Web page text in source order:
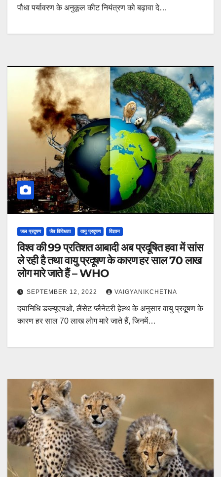
पौधा पर्यावरण के अनुकूल कीट नियंत्रण को बढ़ावा दे…
जल प्रदुषण जैव विविधता वायु प्रदूषण विज्ञान
विश्व की 99 प्रतिशत आबादी अब प्रदूषित हवा में सांस
ले रही है तथा वायु प्रदूषण के कारण हर साल 70 लाख
लोग मारे जाते हैं – WHO
SEPTEMBER 12, 2022 VAIGYANIKCHETNA
दयानिधि डब्ल्यूएचओ, लैंसेट प्लैनेटरी हेल्थ के अनुसार वायु प्रदूषण के
कारण हर साल 70 लाख लोग मारे जाते हैं, जिनमें…